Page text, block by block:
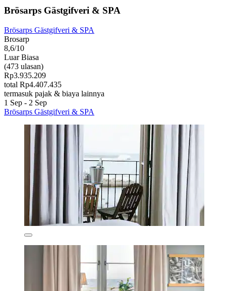
Brösarps Gästgifveri & SPA
Brösarps Gästgifveri & SPA
Brosarp
8,6/10
Luar Biasa
(473 ulasan)
Rp3.935.209
total Rp4.407.435
termasuk pajak & biaya lainnya
1 Sep - 2 Sep
Brösarps Gästgifveri & SPA